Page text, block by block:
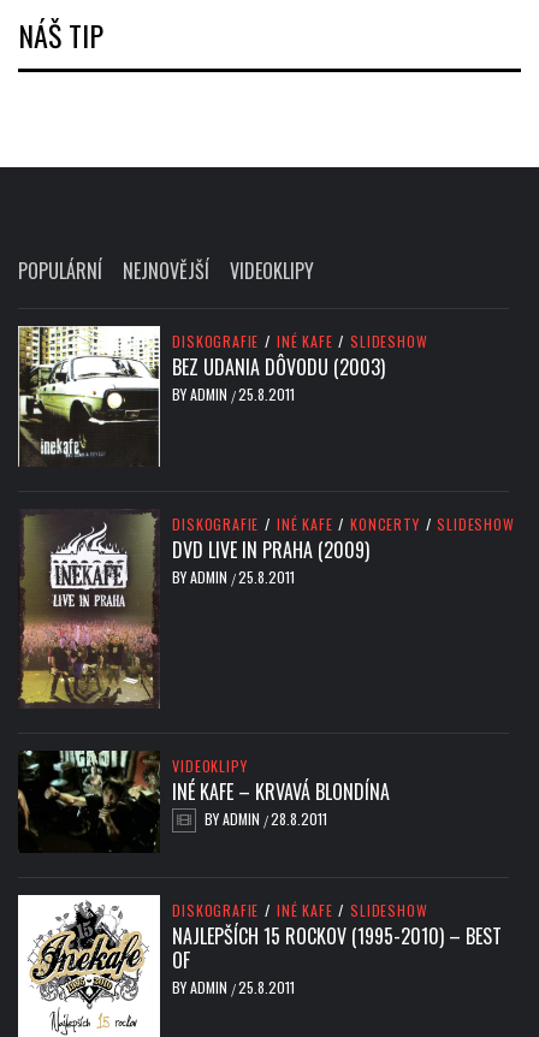
NÁŠ TIP
POPULÁRNÍ NEJNOVĚJŠÍ VIDEOKLIPY
DISKOGRAFIE / INÉ KAFE / SLIDESHOW
BEZ UDANIA DÔVODU (2003)
BYADMIN /25.8.2011
DISKOGRAFIE / INÉ KAFE / KONCERTY / SLIDESHOW
DVD LIVE IN PRAHA (2009)
BYADMIN /25.8.2011
VIDEOKLIPY
INÉ KAFE – KRVAVÁ BLONDÍNA
BYADMIN /28.8.2011
DISKOGRAFIE / INÉ KAFE / SLIDESHOW
NAJLEPŠÍCH 15 ROCKOV (1995-2010) – BEST
OF
BYADMIN /25.8.2011